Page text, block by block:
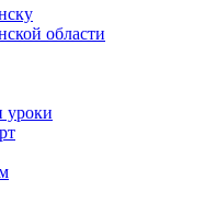
области
уроки